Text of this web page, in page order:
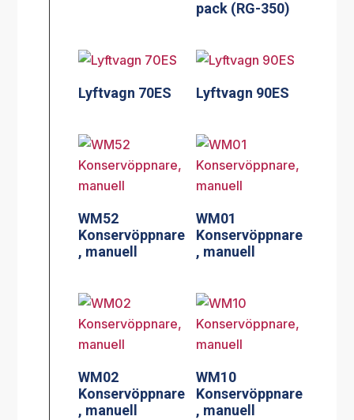
pack (RG-350)
Lyftvagn 70ES Lyftvagn 90ES
WM52
Konservöppnare
, manuell
WM01
Konservöppnare
, manuell
WM02
Konservöppnare
, manuell
WM10
Konservöppnare
, manuell